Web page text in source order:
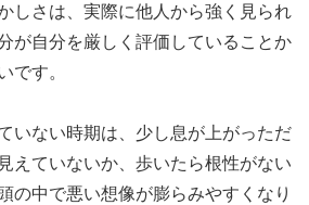
しさは、実際に他人から強く見られ
が自分を厳しく評価していることか
です。
いない時期は、少し息が上がっただ
えていないか、歩いたら根性がない
の中で悪い想像が膨らみやすくなり